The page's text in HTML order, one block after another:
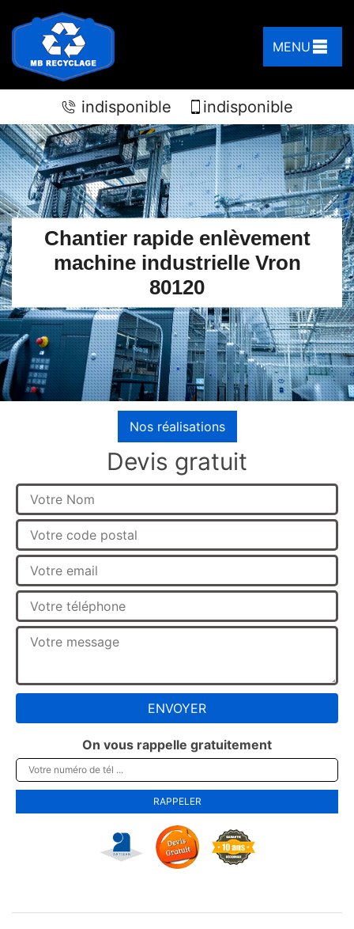
MENU
indisponible indisponible
Chantier rapide enlèvement
machine industrielle Vron
80120
Nos réalisations
Devis gratuit
On vous rappelle gratuitement